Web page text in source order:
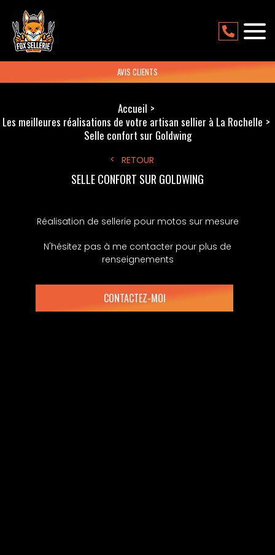
AVIS CLIENTS
Accueil
Les meilleures réalisations de votre artisan sellier à La Rochelle
Selle confort sur Goldwing
RETOUR
SELLE CONFORT SUR GOLDWING
Réalisation de sellerie pour motos sur mesure
N'hésitez pas à me contacter pour plus de
renseignements
CONTACTEZ-MOI